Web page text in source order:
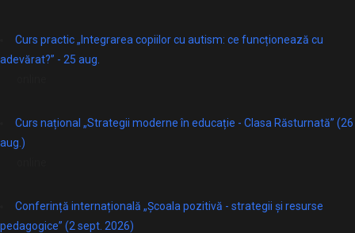
Curs practic „Integrarea copiilor cu autism: ce funcționează cu
adevărat?” - 25 aug.
Curs național „Strategii moderne în educație - Clasa Răsturnată” (26
aug.)
Conferință internațională „Școala pozitivă - strategii și resurse
pedagogice” (2 sept. 2026)